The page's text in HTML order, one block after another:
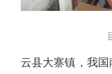
云县大寨镇，我